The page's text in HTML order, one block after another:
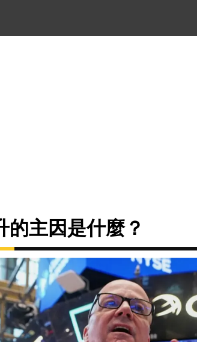
的主因是什麼？